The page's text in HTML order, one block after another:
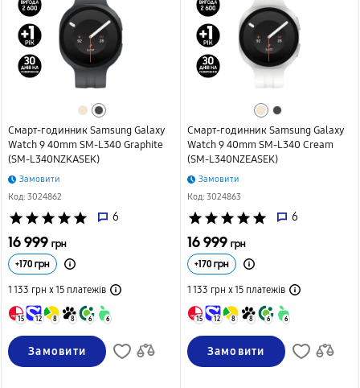
Смарт-годинник Samsung Galaxy
Watch 9 40mm SM-L340 Graphite
(SM-L340NZKASEK)
Замовити
Код: 3024862
star star star star star 6
16 999 грн
+170 грн
1 133 грн х 15 платежів
15 12 8 8 6 6
Замовити
Смарт-годинник Samsung Galaxy
Watch 9 40mm SM-L340 Cream
(SM-L340NZEASEK)
Замовити
Код: 3024863
star star star star star 6
16 999 грн
+170грн
1 133 грн х 15платежів
15 12 8 8 6 6
Замовити